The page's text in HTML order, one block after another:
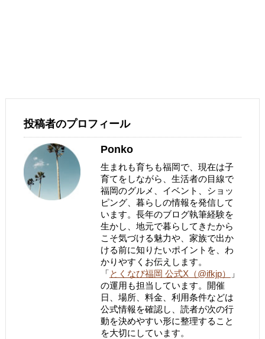
投稿者のプロフィール
Ponko
生まれも育ちも福岡で、現在は子
育てをしながら、生活者の目線で
福岡のグルメ、イベント、ショッ
ピング、暮らしの情報を発信して
います。長年のブログ執筆経験を
生かし、地元で暮らしてきたから
こそ気づける魅力や、家族で出か
ける前に知りたいポイントを、わ
かりやすくお伝えします。
「とくなび福岡 公式X（@ifkjp）
」
の運用も担当しています。開催
日、場所、料金、利用条件などは
公式情報を確認し、読者が次の行
動を決めやすい形に整理すること
を大切にしています。